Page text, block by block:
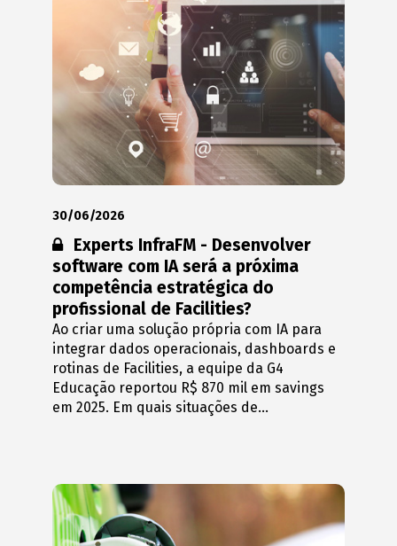
30/06/2026
Conteúdo restrito:
Experts InfraFM - Desenvolver
software com IA será a próxima
competência estratégica do
profissional de Facilities?
Ao criar uma solução própria com IA para
integrar dados operacionais, dashboards e
rotinas de Facilities, a equipe da G4
Educação reportou R$ 870 mil em savings
em 2025. Em quais situações de...